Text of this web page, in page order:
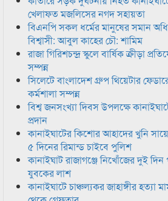
খেলাফত মজলিসের নগদ সহায়তা
বিএনপি সকল ধর্মের মানুষের সমান
বিশ্বাসী: আবুল কাহের চৌ: শামিম
রাজা গিরিশচন্দ্র স্কুলে বার্ষিক ক্রীড়া
সম্পন্ন
সিলেটে বাংলাদেশ গ্রুপ থিয়েটার
কর্মশালা সম্পন্ন
বিশ্ব জনসংখ্যা দিবস উপলক্ষে
প্রদান
কানাইঘাটের কিশোর আহাদের খুনি
৫ দিনের রিমান্ড চাইবে পুলিশ
কানাইঘাট রাজাগঞ্জে নিখোঁজের দুই
যুবকের লাশ
কানাইঘাটে চাঞ্চল্যকর জাহাঙ্গীর হত্যা